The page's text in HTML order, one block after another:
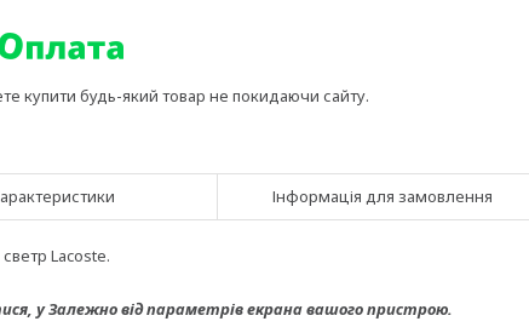
купити будь-який товар не покидаючи сайту.
Інформація для замовлення
Lacoste.
уЗалежно від параметрів екрана вашого пристрою.